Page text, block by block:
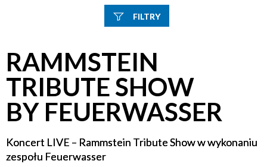
FILTRY
Kategoria
Trwające w zakresie
—
Miejsce
RAMMSTEIN
TRIBUTE SHOW
BY FEUERWASSER
Koncert LIVE – Rammstein Tribute Show w wykonaniu
zespołu Feuerwasser